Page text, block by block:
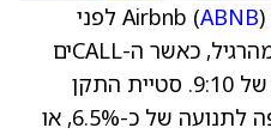
ABNB
) לפני
פרסום הדוחות גבוה פי 2.0 מהרגיל, כאשר ה-CALLים
מובילים על ה-PUTים ביחס של 9:10. סטיית התקן
הגלומה מרמזת שהשוק מצפה לתנועה של כ-6.5%, או